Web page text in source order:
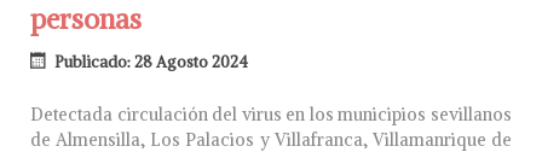
personas
Publicado: 28 Agosto 2024
Detectada circulación del virus en los municipios sevillanos
de Almensilla, Los Palacios y Villafranca, Villamanrique de